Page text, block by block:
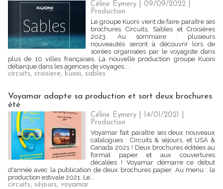
Céline Eymery | 09/09/2022
Production
Le groupe Kuoni vient de faire paraître ses
brochures Circuits, Sables et Croisières
2023. Au sommaire : plusieurs
nouveautés seront à découvrir lors de
soirées organisées par le voyagiste dans
plus de 10 villes françaises. La nouvelle production groupe Kuoni
débarque dans les agences de voyages....
circuits, croisiere, kuoni, sables
Voyamar adapte sa production et sort deux brochures
été
Céline Eymery | 14/01/2021
Production
Voyamar fait paraître ses deux nouveaux
catalogues : Circuits & séjours, et USA &
Canada 2021 ! Deux brochures éditées au
format papier et aux couvertures
décalées ! Voyamar démarre ce début
d'année avec la publication de deux brochures papier. Au menu : la
production estivale 2021. Le...
circuits, séjours, voyamar